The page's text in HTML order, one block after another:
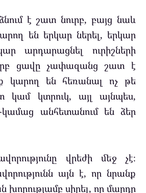
է շատ նուրբ, բայց նաև
են երկար ներել, երկար
արդարացնել ուրիշների
ցավը չափազանց շատ է
կարող են հեռանալ ոչ թե
կամ կտրուկ, այլ այնպես,
անհետանում են ձեր
վրեժի մեջ չէ։
այն է, որ նրանք
խորությամբ սիրել, որ մարդը